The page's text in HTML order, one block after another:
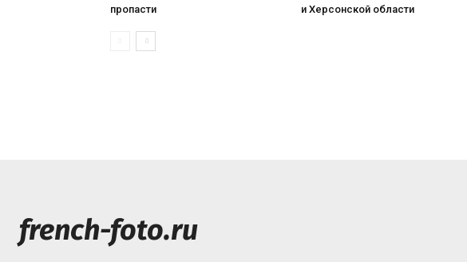
пропасти
и Херсонской области
french-foto.ru